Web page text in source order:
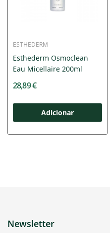
ESTHEDERM
Esthederm Osmoclean
Eau Micellaire 200ml
28,89 €
Adicionar
Newsletter